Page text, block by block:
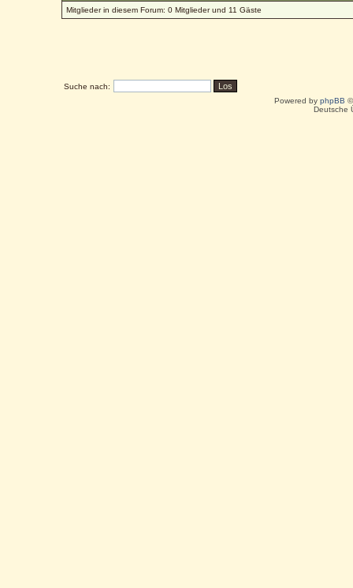
Mitglieder in diesem Forum: 0 Mitglieder und 11 Gäste
Suche nach:
Powered by phpBB
Deutsche